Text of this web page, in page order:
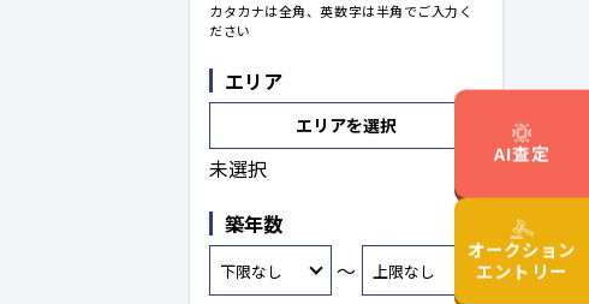
カタカナは全角、英数字は半角でご入力く
ださい
エリア
エリアを選択
未選択
築年数
～
AI査定
オークション
エントリー